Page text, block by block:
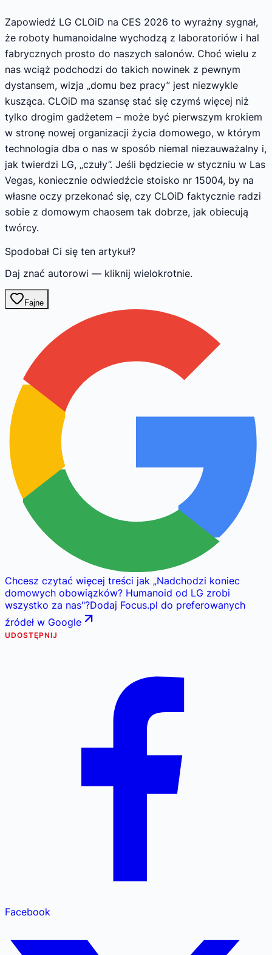
Zapowiedź LG CLOiD na CES 2026 to wyraźny sygnał,
że roboty humanoidalne wychodzą z laboratoriów i hal
fabrycznych prosto do naszych salonów. Choć wielu z
nas wciąż podchodzi do takich nowinek z pewnym
dystansem, wizja „domu bez pracy” jest niezwykle
kusząca. CLOiD ma szansę stać się czymś więcej niż
tylko drogim gadżetem – może być pierwszym krokiem
w stronę nowej organizacji życia domowego, w którym
technologia dba o nas w sposób niemal niezauważalny i,
jak twierdzi LG, „czuły”. Jeśli będziecie w styczniu w Las
Vegas, koniecznie odwiedźcie stoisko nr 15004, by na
własne oczy przekonać się, czy CLOiD faktycznie radzi
sobie z domowym chaosem tak dobrze, jak obiecują
twórcy.
Spodobał Ci się ten artykuł?
Daj znać autorowi — kliknij wielokrotnie.
Fajne
Chcesz czytać więcej treści jak „Nadchodzi koniec
domowych obowiązków? Humanoid od LG zrobi
wszystko za nas"?Dodaj Focus.pl do preferowanych
źródeł w Google
UDOSTĘPNIJ
Facebook